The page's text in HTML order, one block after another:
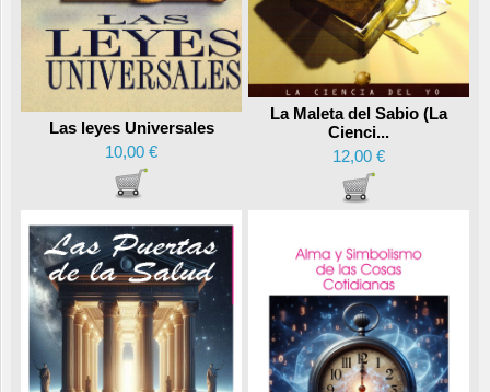
Las leyes Universales
10,00 €
La Maleta del Sabio (La
Cienci...
12,00 €